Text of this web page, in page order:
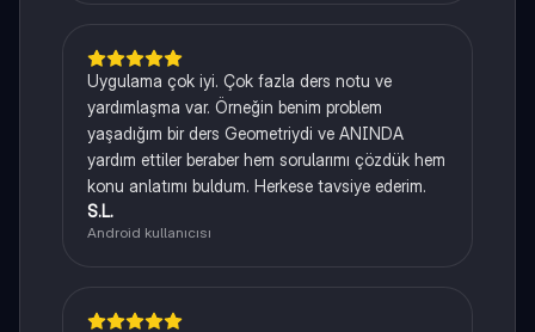
Uygulama çok iyi. Çok fazla ders notu ve
yardımlaşma var. Örneğin benim problem
yaşadığım bir ders Geometriydi ve ANINDA
yardım ettiler beraber hem sorularımı çözdük hem
konu anlatımı buldum. Herkese tavsiye ederim.
S.L.
Android kullanıcısı